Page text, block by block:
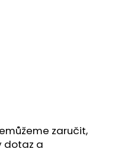
zaručit,
dotaz a